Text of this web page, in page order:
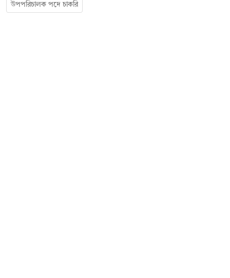
উপপরিচালক পদে চাকরি